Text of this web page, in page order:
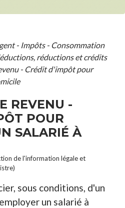
- Impôts - Consommation
réductions et crédits
- Crédit d'impôt pour
REVENU -
POUR
SALARIÉ À
de l'information légale et
sous conditions, d'un
un salarié à